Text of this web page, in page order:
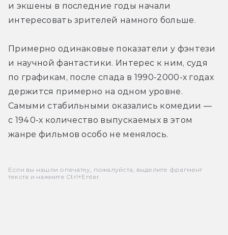
и экшены в последние годы начали
интересовать зрителей намного больше.
Примерно одинаковые показатели у фэнтези
и научной фантастики. Интерес к ним, судя
по графикам, после спада в 1990-2000-х годах
держится примерно на одном уровне.
Самыми стабильными оказались комедии —
с 1940-х количество выпускаемых в этом
жанре фильмов особо не менялось.
Если вы нашли опечатку, пожалуйста, выделите фрагмент
текста и нажмите Ctrl+Enter.